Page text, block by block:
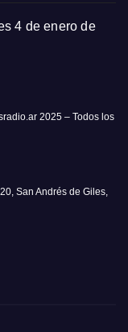
4 de enero de
2025 – Todos los
San Andrés de Giles,